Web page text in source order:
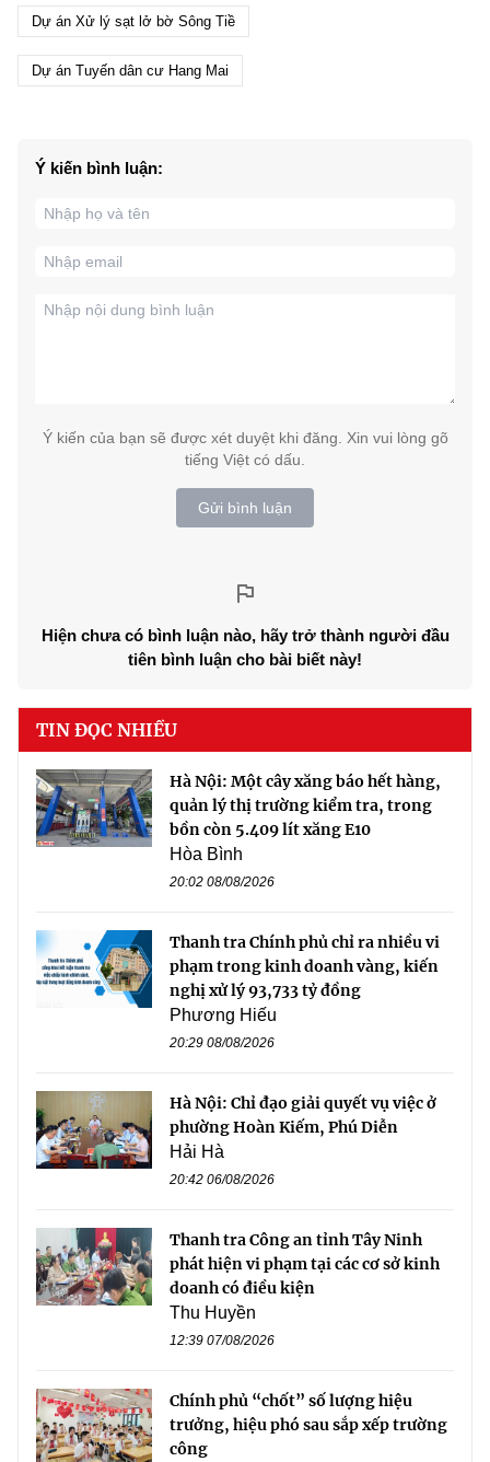
Dự án Xử lý sạt lở bờ Sông Tiề
Dự án Tuyến dân cư Hang Mai
Ý kiến bình luận:
Ý kiến của bạn sẽ được xét duyệt khi đăng. Xin vui lòng gõ
tiếng Việt có dấu.
Gửi bình luận
Hiện chưa có bình luận nào, hãy trở thành người đầu
tiên bình luận cho bài biết này!
TIN ĐỌC NHIỀU
Hà Nội: Một cây xăng báo hết hàng,
quản lý thị trường kiểm tra, trong
bồn còn 5.409 lít xăng E10
Hòa Bình
20:02 08/08/2026
Thanh tra Chính phủ chỉ ra nhiều vi
phạm trong kinh doanh vàng, kiến
nghị xử lý 93,733 tỷ đồng
Phương Hiếu
20:29 08/08/2026
Hà Nội: Chỉ đạo giải quyết vụ việc ở
phường Hoàn Kiếm, Phú Diễn
Hải Hà
20:42 06/08/2026
Thanh tra Công an tỉnh Tây Ninh
phát hiện vi phạm tại các cơ sở kinh
doanh có điều kiện
Thu Huyền
12:39 07/08/2026
Chính phủ “chốt” số lượng hiệu
trưởng, hiệu phó sau sắp xếp trường
công